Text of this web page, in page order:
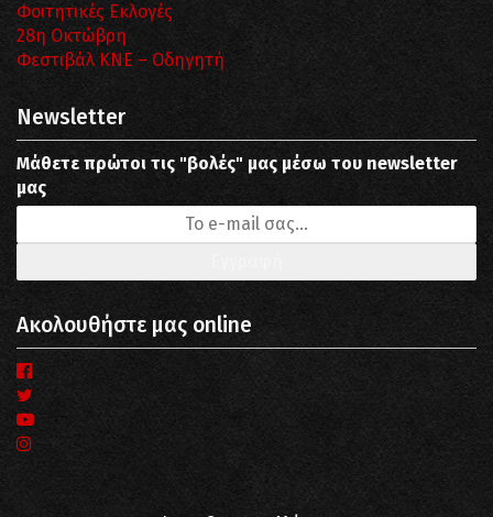
Φοιτητικές Εκλογές
28η Οκτώβρη
Φεστιβάλ ΚΝΕ – Οδηγητή
Newsletter
Μάθετε πρώτοι τις "βολές" μας μέσω του newsletter
μας
Ακολουθήστε μας online